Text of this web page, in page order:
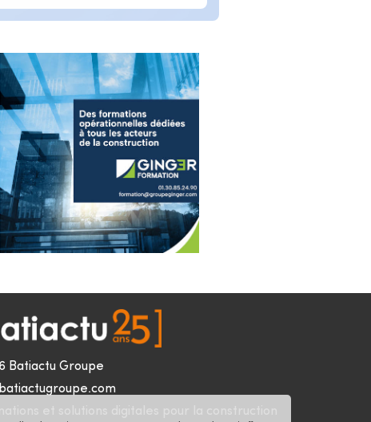
Batiactu Groupe
et solutions digitales pour la construction